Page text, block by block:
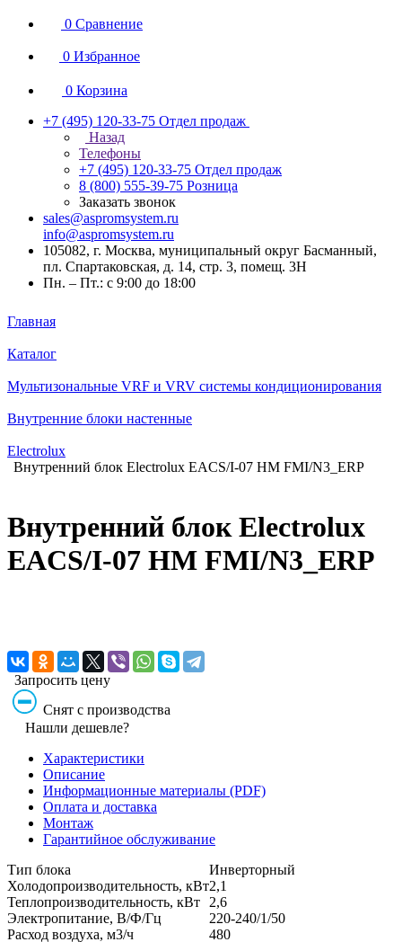
0 Сравнение
0 Избранное
0 Корзина
+7 (495) 120-33-75 Отдел продаж
Назад
Телефоны
+7 (495) 120-33-75 Отдел продаж
8 (800) 555-39-75 Розница
Заказать звонок
sales@aspromsystem.ru
info@aspromsystem.ru
105082, г. Москва, муниципальный округ Басманный,
пл. Спартаковская, д. 14, стр. 3, помещ. 3Н
Пн. – Пт.: с 9:00 до 18:00
Главная
Каталог
Мультизональные VRF и VRV системы кондиционирования
Внутренние блоки настенные
Electrolux
Внутренний блок Electrolux EACS/I-07 HM FMI/N3_ERP
Внутренний блок Electrolux
EACS/I-07 HM FMI/N3_ERP
Запросить цену
Снят с производства
Нашли дешевле?
Характеристики
Описание
Информационные материалы (PDF)
Оплата и доставка
Монтаж
Гарантийное обслуживание
Тип блока
Инверторный
Холодопроизводительность, кВт2,1
Теплопроизводительность, кВт
2,6
Электропитание, В/Ф/Гц
220-240/1/50
Расход воздуха, м3/ч
480